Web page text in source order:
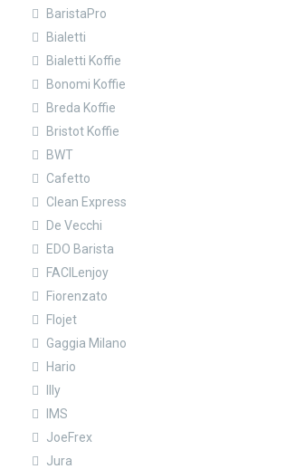
BaristaPro
Bialetti
Bialetti Koffie
Bonomi Koffie
Breda Koffie
Bristot Koffie
BWT
Cafetto
Clean Express
De Vecchi
EDO Barista
FACILenjoy
Fiorenzato
Flojet
Gaggia Milano
Hario
Illy
IMS
JoeFrex
Jura